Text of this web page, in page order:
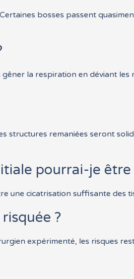
bosses passent
la respiration en déviant les
structures remaniées seront
pourrai-je
une cicatrisation suffisante des
?
expérimenté, les risques